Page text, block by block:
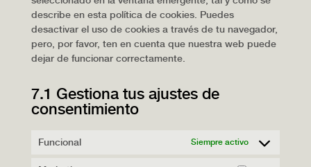
describe en esta política de cookies. Puedes
desactivar el uso de cookies a través de tu navegador,
pero, por favor, ten en cuenta que nuestra web puede
dejar de funcionar correctamente.
7.1 Gestiona tus ajustes de
consentimiento
Funcional Siempre activo